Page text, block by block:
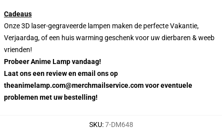
Cadeaus
Onze 3D laser-gegraveerde lampen maken de perfecte Vakantie,
Verjaardag, of een huis warming geschenk voor uw dierbaren & weeb
vrienden!
Probeer Anime Lamp vandaag!
Laat ons een review en email ons op
theanimelamp.com@merchmailservice.com voor eventuele
problemen met uw bestelling!
SKU:7-DM648